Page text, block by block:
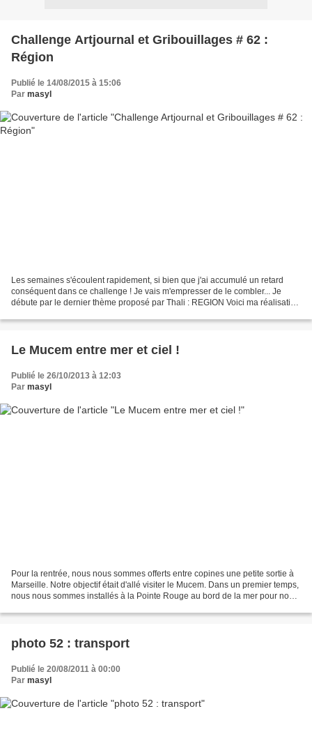
Challenge Artjournal et Gribouillages # 62 :
Région
Publié le 14/08/2015 à 15:06
Par masyl
Les semaines s'écoulent rapidement, si bien que j'ai accumulé un retard
conséquent dans ce challenge ! Je vais m'empresser de le combler... Je
débute par le dernier thème proposé par Thali : REGION Voici ma réalisation
Le Mucem entre mer et ciel !
Publié le 26/10/2013 à 12:03
Par masyl
Pour la rentrée, nous nous sommes offerts entre copines une petite sortie à
Marseille. Notre objectif était d'allé visiter le Mucem. Dans un premier temps,
nous nous sommes installés à la Pointe Rouge au bord de la mer pour nous
photo 52 : transport
Publié le 20/08/2011 à 00:00
Par masyl